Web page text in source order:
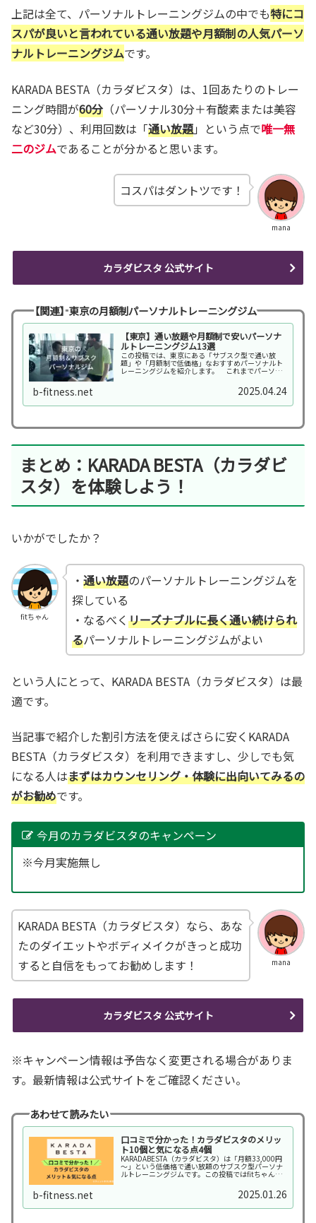
上記は全て、パーソナルトレーニングジムの中でも特にコ
スパが良いと言われている通い放題や月額制の人気パーソ
ナルトレーニングジムです。
KARADA BESTA（カラダビスタ）は、1回あたりのトレー
ニング時間が60分 （パーソナル30分＋有酸素または美容
など30分）、利用回数は「通い放題」という点で唯一無
二のジムであることが分かると思います。
mana
コスパはダントツです！
カラダビスタ 公式サイト
【関連】東京の月額制パーソナルトレーニングジム
【東京】通い放題や月額制で安いパーソナ
ルトレーニングジム13選
この投稿では、東京にある「サブスク型で通い放
題」や「月額制で低価格」なおすすめパーソナルト
レーニングジムを紹介します。 これまでパーソナ
ーニング指導と食事指導を受けて総額20～30万円を
b-fitness.net 2025.04.24
まとめ：KARADA BESTA（カラダビ
スタ）を体験しよう！
いかがでしたか？
fitちゃん
・ 通い放題のパーソナルトレーニングジムを
探している
・なるべく リーズナブルに長く通い続けられ
るパーソナルトレーニングジムがよい
という人にとって、KARADA BESTA（カラダビスタ）は最
適です。
当記事で紹介した割引方法を使えばさらに安くKARADA
BESTA（カラダビスタ）を利用できますし、少しでも気
になる人はまずはカウンセリング・体験に出向いてみるの
がお勧めです。
今月のカラダビスタのキャンペーン
※今月実施無し
mana
KARADA BESTA（カラダビスタ）なら、あな
たのダイエットやボディメイクがきっと成功
すると自信をもってお勧めします！
カラダビスタ 公式サイト
※キャンペーン情報は予告なく変更される場合がありま
す。最新情報は公式サイトをご確認ください。
あわせて読みたい
口コミで分かった！カラダビスタのメリッ
ト10個と気になる点4個
KARADABESTA（カラダビスタ）は「月額33,000円
～」という低価格で通い放題のサブスク型パーソナ
ルトレーニングジムです。この投稿ではfitちゃん
子さん入会を検討しているけど、デ…
b-fitness.net 2025.01.26